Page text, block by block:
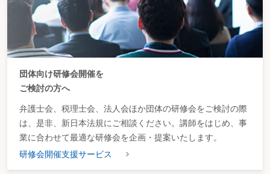
団体向け研修会開催を
ご検討の方へ
弁護士会、税理士会、法人会ほか団体の研修会をご検討の際
は、是非、新日本法規にご相談ください。講師をはじめ、事
業に合わせて最適な研修会を企画・提案いたします。
研修会開催支援サービス